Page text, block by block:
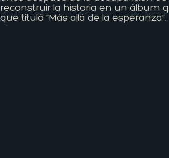
reconstruir la historia en un álbum
que tituló “Más allá de la esperanza”.